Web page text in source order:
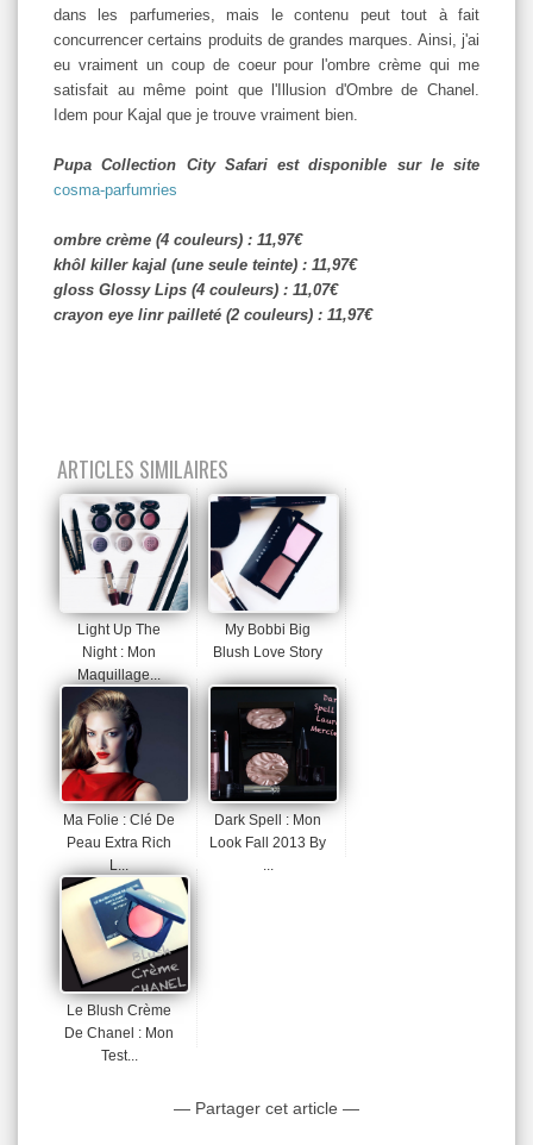
dans les parfumeries, mais le contenu peut tout à fait
concurrencer certains produits de grandes marques. Ainsi, j'ai
eu vraiment un coup de coeur pour l'ombre crème qui me
satisfait au même point que l'Illusion d'Ombre de Chanel.
Idem pour Kajal que je trouve vraiment bien.
Pupa Collection City Safari est disponible sur le site
cosma-parfumries
ombre crème (4 couleurs) : 11,97€
khôl killer kajal (une seule teinte) : 11,97€
gloss Glossy Lips (4 couleurs) : 11,07€
crayon eye linr pailleté (2 couleurs) : 11,97€
ARTICLES SIMILAIRES
Light Up The
Night : Mon
Maquillage...
My Bobbi Big
Blush Love Story
Ma Folie : Clé De
Peau Extra Rich
L...
Dark Spell : Mon
Look Fall 2013 By
...
Le Blush Crème
De Chanel : Mon
Test...
— Partager cet article —